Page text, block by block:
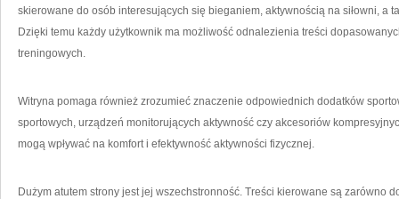
skierowane do osób interesujących się bieganiem, aktywnością na siłowni, a
Dzięki temu każdy użytkownik ma możliwość odnalezienia treści
treningowych.
Witryna pomaga również zrozumieć znaczenie odpowiednich dodatków
sportowych, urządzeń monitorujących aktywność czy akcesoriów
mogą wpływać na komfort i efektywność aktywności fizycznej.
Dużym atutem strony jest jej wszechstronność. Treści kierowane są zarówno